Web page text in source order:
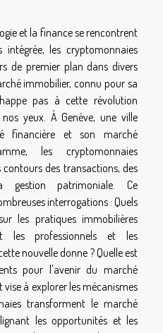
et la finance se rencontrent
les cryptomonnaies
de premier plan dans divers
immobilier, connu pour sa
pas à cette révolution
yeux. À Genève, une ville
financière et son marché
les cryptomonnaies
des transactions, des
gestion patrimoniale. Ce
interrogations : Quels
les pratiques immobilières
les professionnels et les
nouvelle donne ? Quelle est
pour l'avenir du marché
à explorer les mécanismes
transforment le marché
les opportunités et les